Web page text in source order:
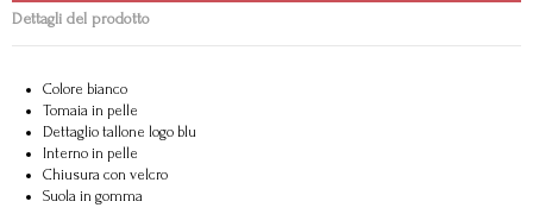
Dettagli del prodotto
Colore bianco
Tomaia in pelle
Dettaglio tallone logo blu
Interno in pelle
Chiusura con velcro
Suola in gomma